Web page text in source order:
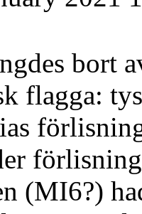
bort
flagga:
(MI6?)